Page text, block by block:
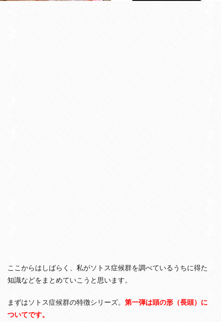
ここからはしばらく、私がソトス症候群を調べているうちに得た
知識などをまとめていこうと思います。
まずはソトス症候群の特徴シリーズ。 第一弾は頭の形（長頭）に
ついてです。